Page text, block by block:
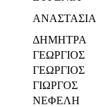
ΑΝΑΣΤΑΣΙΑ
ΔΗΜΗΤΡΑ
ΓΕΩΡΓΙΟΣ
ΓΕΩΡΓΙΟΣ
ΓΙΩΡΓΟΣ
ΝΕΦΕΛΗ